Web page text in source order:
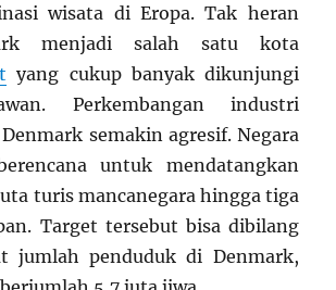
wisata di Eropa. Tak heran
menjadi salah satu kota
yang cukup banyak dikunjungi
Perkembangan industri
semakin agresif. Negara
untuk mendatangkan
turis mancanegara hingga tiga
Target tersebut bisa dibilang
jumlah penduduk di Denmark,